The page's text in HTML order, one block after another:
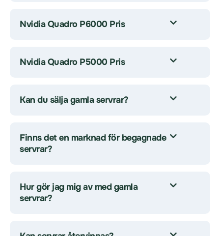
Nvidia Quadro P6000 Pris
Nvidia Quadro P5000 Pris
Kan du sälja gamla servrar?
Finns det en marknad för begagnade
servrar?
Hur gör jag mig av med gamla
servrar?